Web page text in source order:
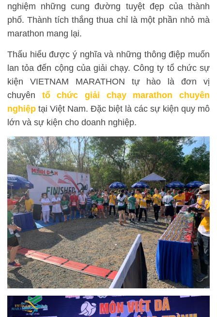
nghiệm những cung đường tuyệt đẹp của thành
phố. Thành tích thắng thua chỉ là một phần nhỏ mà
marathon mang lại.
Thấu hiểu được ý nghĩa và những thông điệp muốn
lan tỏa đến cộng của giải chạy. Công ty tổ chức sự
kiện VIETNAM MARATHON tự hào là đơn vị
chuyên
tổ chức giải chạy marathon chuyên
nghiệp tại Việt Nam. Đặc biệt là các sự kiện quy mô
lớn và sự kiện cho doanh nghiệp.